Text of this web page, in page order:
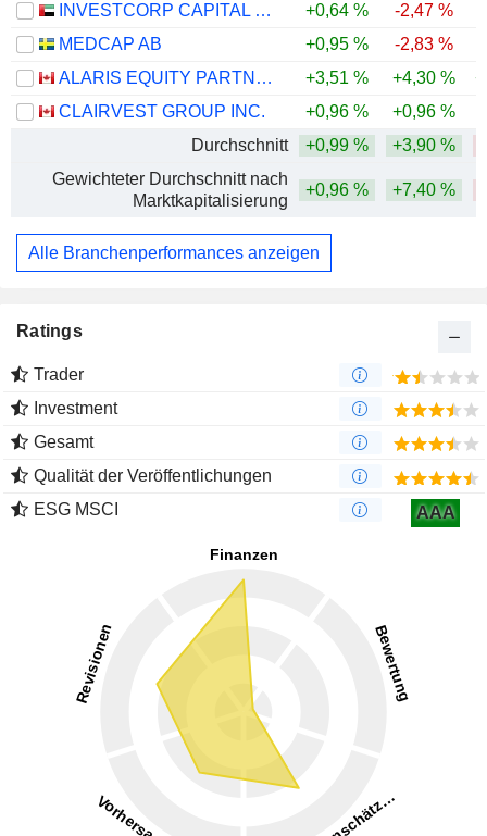
INVESTCORP CAPITAL PLC
+0,64 % -2,47 %
MEDCAP AB
+0,95 % -2,83 %
ALARIS EQUITY PARTNERS INCOME TRUST
+3,51 % +4,30 %
CLAIRVEST GROUP INC.
+0,96 % +0,96 %
Durchschnitt
+0,99 % +3,90 %
Gewichteter Durchschnitt nach
Marktkapitalisierung
+0,96 % +7,40 %
Alle Branchenperformances anzeigen
Ratings
Trader
Investment
Gesamt
Qualität der Veröffentlichungen
ESG MSCI
AAA